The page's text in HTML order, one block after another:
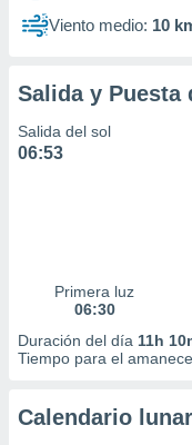
Viento medio: 10
Salida y Puesta
Salida del sol
06:53
Primera luz
06:30
Duración del día 11h
Tiempo para el
Calendario lunar